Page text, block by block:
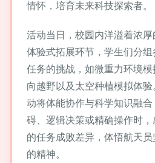
情怀，培育未来科技探索者。
活动当日，校园内洋溢着浓
体验式拓展环节，学生们分
任务的挑战，如微重力环境
向越野以及太空种植模拟体
动将体能协作与科学知识融
碍、逻辑决策或精确操作时
的任务成败差异，体悟航天
的精神。